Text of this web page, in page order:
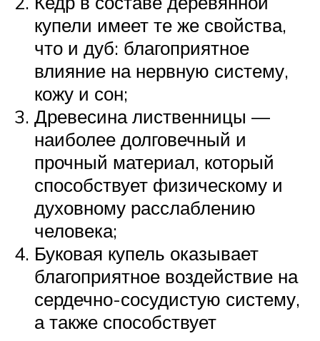
купели имеет те же свойства,
что и дуб: благоприятное
влияние на нервную систему,
кожу и сон;
Древесина лиственницы —
наиболее долговечный и
прочный материал, который
способствует физическому и
духовному расслаблению
человека;
Буковая купель оказывает
благоприятное воздействие на
сердечно-сосудистую систему,
а также способствует